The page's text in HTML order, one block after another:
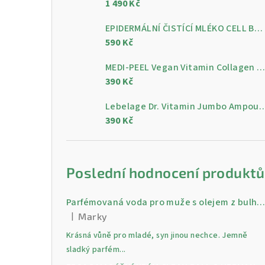
1 490 Kč
EPIDERMÁLNÍ ČISTÍCÍ MLÉKO CELL BY CELL Epidermal Cleansing Milk 200 ml
590 Kč
MEDI-PEEL Vegan Vitamin Collagen Clear, 300 ml
390 Kč
Lebelage Dr. Vitamin
390 Kč
Poslední hodnocení produktů
Parfémovaná voda pro muže s olejem z bulharské růži Gold 30 ml
Hodnocení produktu je 5 z 5 hvězdiček.
Marky
Krásná vůně pro mladé, syn jinou nechce. Jemně
sladký parfém...